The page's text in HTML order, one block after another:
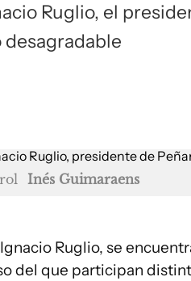
Ruglio, el
Inés Guimaraens
Ignacio Ruglio, se
del que participan